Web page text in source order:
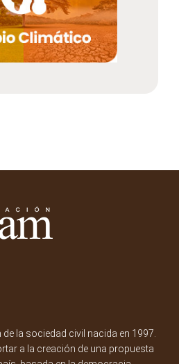
la sociedad civil nacida en 1997.
a la creación de una propuesta